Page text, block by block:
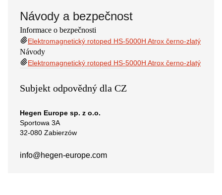
Návody a bezpečnost
Informace o bezpečnosti
Elektromagnetický rotoped HS-5000H Atrox černo-zlatý
Návody
Elektromagnetický rotoped HS-5000H Atrox černo-zlatý
Subjekt odpovědný dla CZ
Hegen Europe sp. z o.o.
Sportowa 3A
32-080 Zabierzów
info@hegen-europe.com